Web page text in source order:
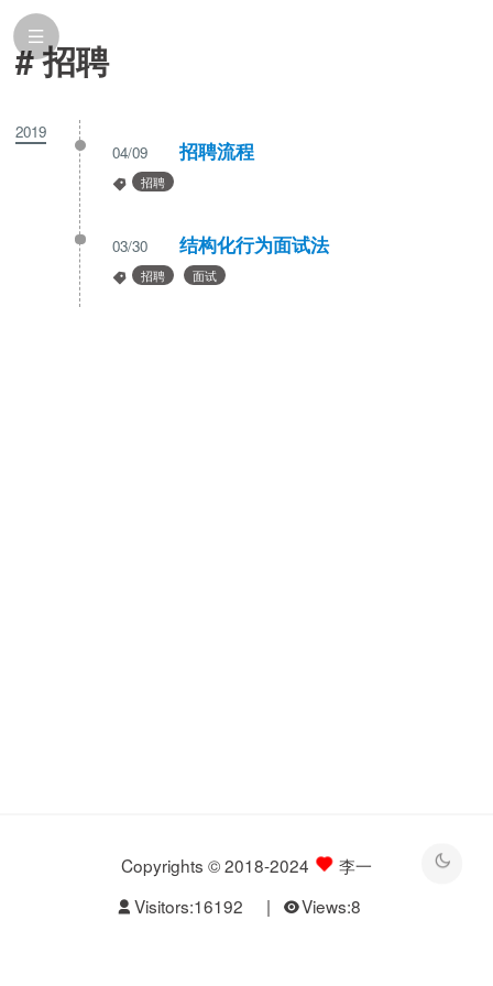
# 招聘
2019
04/09
招聘流程
招聘
03/30 结构化行为面试法
招聘 面试
Copyrights © 2018-2024
李一
Visitors:16192 | Views:8